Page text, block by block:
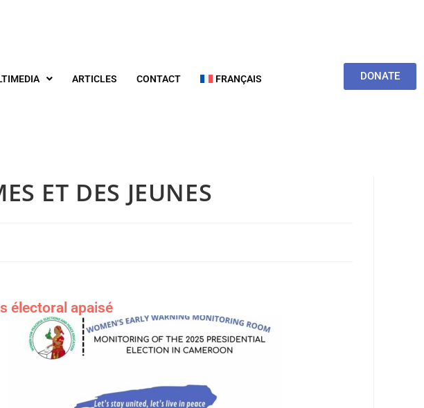
ARTICLES CONTACT FRANÇAIS DONATE
ET DES JEUNES
électoral apaisé